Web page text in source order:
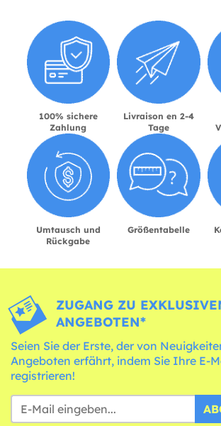
100% sichere
Zahlung
Livraison en 2-4
Tage
Umtausch und
Rückgabe
Größentabelle
ZUGANG ZU
ANGEBOTEN*
Seien Sie der Erste, der von
Angeboten erfährt, indem Sie Ihre E-
registrieren!